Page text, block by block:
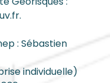
: Sébastien
individuelle)